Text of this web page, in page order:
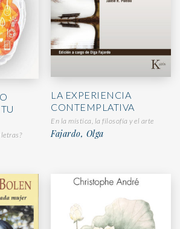
letras?
LA EXPERIENCIA
CONTEMPLATIVA
En la mística, la filosofía y el arte
Fajardo, Olga